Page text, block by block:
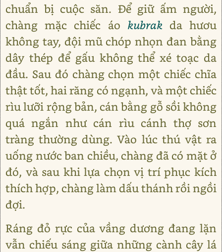
chuẩn bị cuộc săn. Để giữ ấm người,
chàng mặc chiếc áo kubrak da hươu
không tay, đội mũ chóp nhọn đan bằng
dây thép để gấu không thể xé toạc da
đầu. Sau đó chàng chọn một chiếc chĩa
thật tốt, hai răng có ngạnh, và một chiếc
rìu lưỡi rộng bản, cán bằng gỗ sồi không
quá ngắn như cán rìu cánh thợ sơn
tràng thường dùng. Vào lúc thú vật ra
uống nước ban chiều, chàng đã có mặt ở
đó, và sau khi lựa chọn vị trí phục kích
thích hợp, chàng làm dấu thánh rồi ngồi
đợi.
Ráng đỏ rực của vầng dương đang lặn
vẫn chiếu sáng giữa những cành cây lá